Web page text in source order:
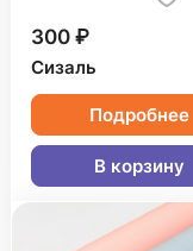
300 ₽
Сизаль
Подробнее
В корзину